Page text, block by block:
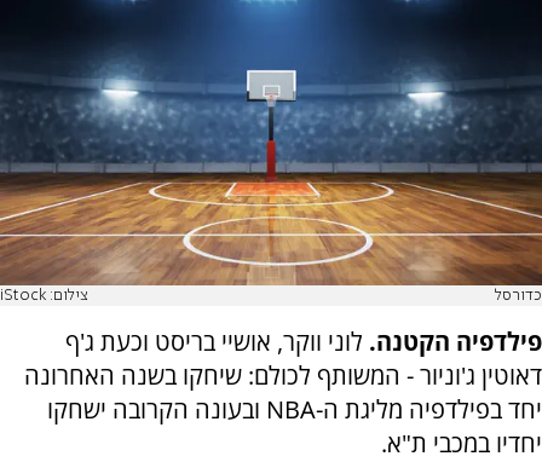
כדורסל צילום: iStock
פילדפיה הקטנה. לוני ווקר, אושיי בריסט וכעת ג'ף
דאוטין ג'וניור - המשותף לכולם: שיחקו בשנה האחרונה
יחד בפילדפיה מליגת ה-NBA ובעונה הקרובה ישחקו
יחדיו במכבי ת"א.